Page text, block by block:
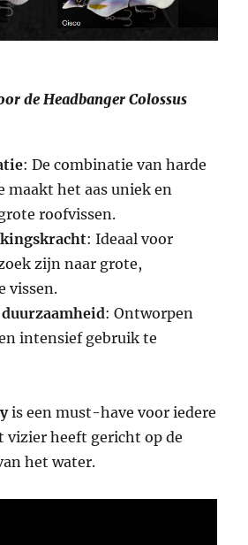
de Headbanger Colossus
: De combinatie van harde
maakt het aas uniek en
roofvissen.
: Ideaal voor
zijn naar grote,
vissen.
: Ontworpen
intensief gebruik te
is een must-have voor iedere
vizier heeft gericht op de
het water.